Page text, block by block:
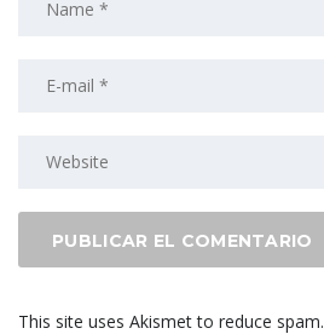
This site uses Akismet to reduce spam.